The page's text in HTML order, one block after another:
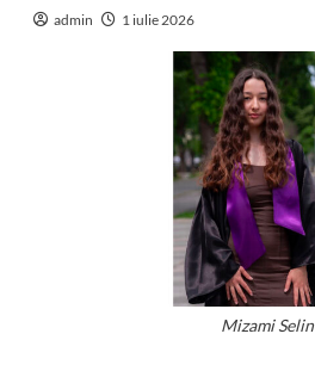
admin 1 iulie 2026
Mizami Selin